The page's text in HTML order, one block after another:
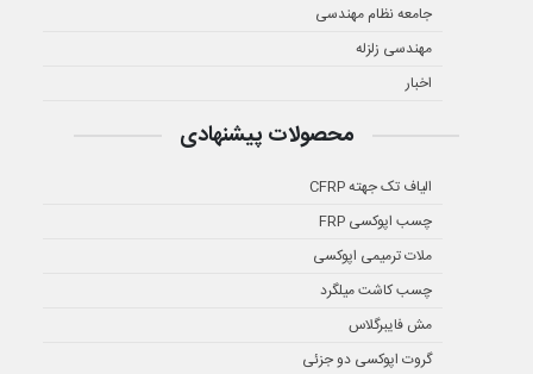
جامعه نظام مهندسی
مهندسی زلزله
اخبار
محصولات پیشنهادی
الیاف تک جهته CFRP
چسب اپوکسی FRP
ملات ترمیمی اپوکسی
چسب کاشت میلگرد
مش فایبرگلاس
گروت اپوکسی دو جزئی